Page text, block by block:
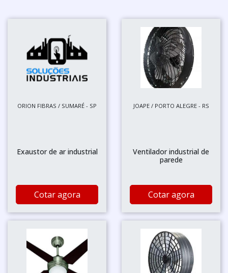
ORION FIBRAS / SUMARÉ - SP
Exaustor de ar industrial
Cotar agora
JOAPE / PORTO ALEGRE - RS
Ventilador industrial de
parede
Cotar agora